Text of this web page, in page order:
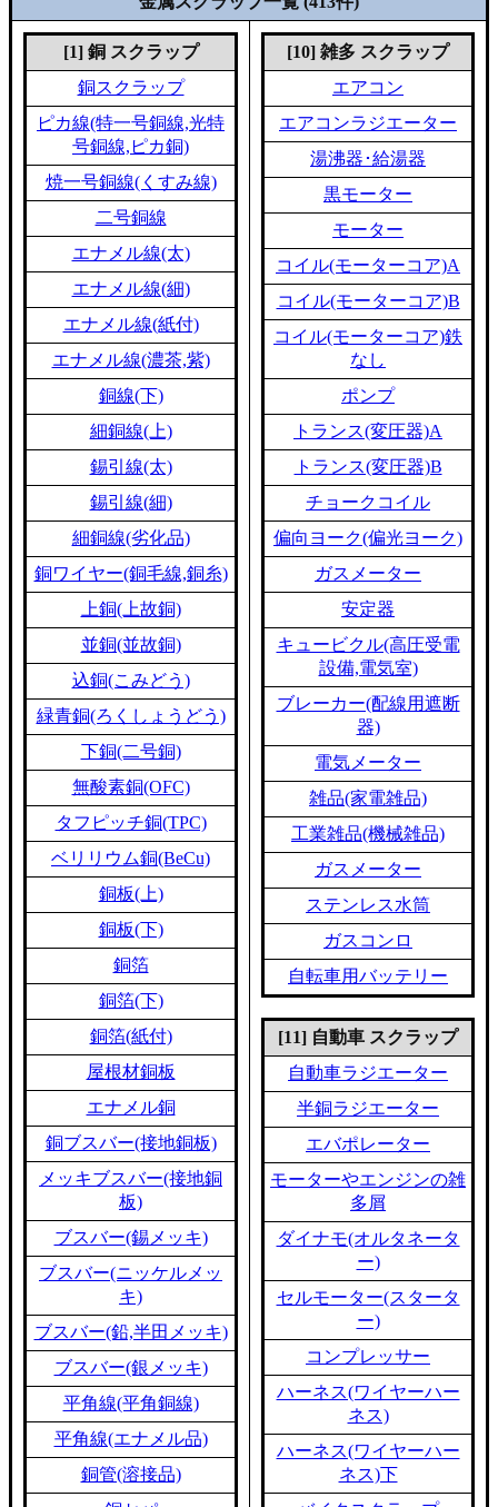
[1] 銅 スクラップ
銅スクラップ
ピカ線(特一号銅線,光特
号銅線,ピカ銅)
焼一号銅線(くすみ線)
二号銅線
エナメル線(太)
エナメル線(細)
エナメル線(紙付)
エナメル線(濃茶,紫)
銅線(下)
細銅線(上)
錫引線(太)
錫引線(細)
細銅線(劣化品)
銅ワイヤー(銅毛線,銅糸)
上銅(上故銅)
並銅(並故銅)
込銅(こみどう)
緑青銅(ろくしょうどう)
下銅(二号銅)
無酸素銅(OFC)
タフピッチ銅(TPC)
ベリリウム銅(BeCu)
銅板(上)
銅板(下)
銅箔
銅箔(下)
銅箔(紙付)
屋根材銅板
エナメル銅
銅ブスバー(接地銅板)
メッキブスバー(接地銅
板)
ブスバー(錫メッキ)
ブスバー(ニッケルメッ
キ)
ブスバー(鉛,半田メッキ)
ブスバー(銀メッキ)
平角線(平角銅線)
平角線(エナメル品)
銅管(溶接品)
[10] 雑多 スクラップ
エアコン
エアコンラジエーター
湯沸器･給湯器
黒モーター
モーター
コイル(モーターコア)A
コイル(モーターコア)B
コイル(モーターコア)鉄
なし
ポンプ
トランス(変圧器)A
トランス(変圧器)B
チョークコイル
偏向ヨーク(偏光ヨーク)
ガスメーター
安定器
キュービクル(高圧受電
設備,電気室)
ブレーカー(配線用遮断
器)
電気メーター
雑品(家電雑品)
工業雑品(機械雑品)
ガスメーター
ステンレス水筒
ガスコンロ
自転車用バッテリー
[11] 自動車 スクラップ
自動車ラジエーター
半銅ラジエーター
エバポレーター
モーターやエンジンの雑
多屑
ダイナモ(オルタネータ
ー)
セルモーター(スタータ
ー)
コンプレッサー
ハーネス(ワイヤーハー
ネス)
ハーネス(ワイヤーハー
ネス)下